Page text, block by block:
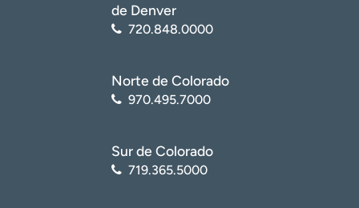
Centro Nacional de Información Biotecnológica (NCBI):
Biblioteca Nacional de Medicina. Cáncer de tiroides
de Denver
720.848.0000
Norte de Colorado
970.495.7000
Sur de Colorado
719.365.5000